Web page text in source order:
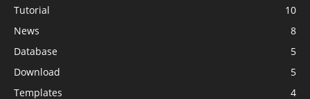
Tutorial
10
News
8
Database
5
Download
5
Templates
4